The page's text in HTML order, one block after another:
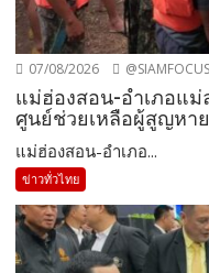
07/08/2026
แม่ฮ่องสอน-อำเภอแม่
ศูนย์ช่วยเหลือผู้สูญหา
แม่ฮ่องสอน-อำเภอ...
ข่าวทั่วไทย